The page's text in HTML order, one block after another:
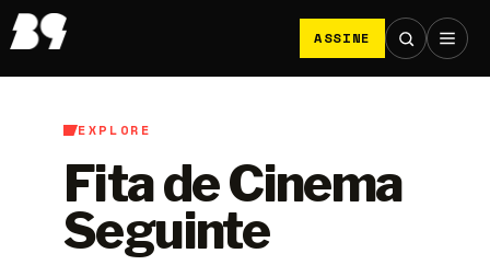
ASSINE
EXPLORE
Fita de Cinema
Seguinte